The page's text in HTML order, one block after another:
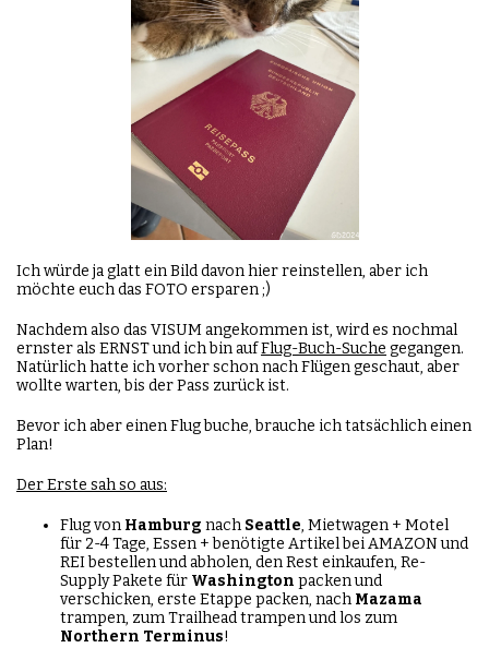
Ich würde ja glatt ein Bild davon hier reinstellen, aber ich
möchte euch das FOTO ersparen ;)
Nachdem also das VISUM angekommen ist, wird es nochmal
ernster als ERNST und ich bin aufFlug-Buch-Suche gegangen.
Natürlich hatte ich vorher schon nach Flügen geschaut, aber
wollte warten, bis der Pass zurück ist.
Bevor ich aber einen Flug buche, brauche ich tatsächlich einen
Plan!
Der Erste sah so aus:
Flug von Hamburg nach Seattle, Mietwagen + Motel
für 2-4 Tage, Essen + benötigte Artikel bei AMAZON und
REI bestellen und abholen, den Rest einkaufen, Re-
Supply Pakete für Washington packen und
verschicken, erste Etappe packen, nach Mazama
trampen, zum Trailhead trampen und los zum
Northern Terminus!